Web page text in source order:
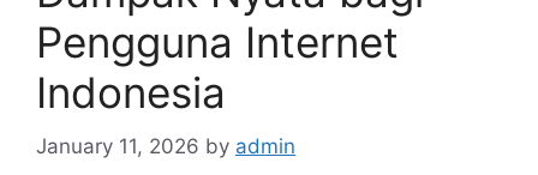
Pengguna Internet
Indonesia
January 11, 2026 by admin